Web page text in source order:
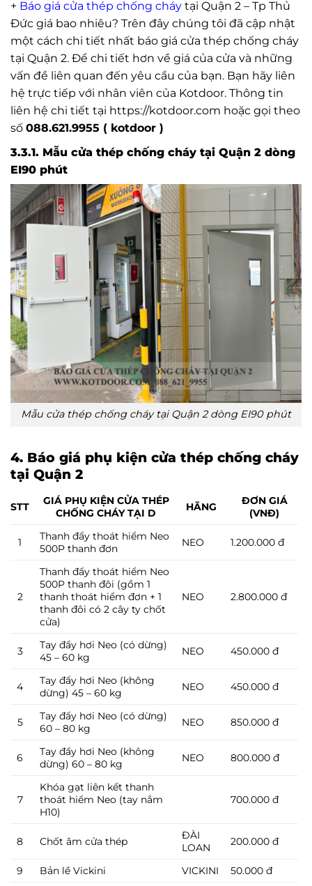
+ Báo giá cửa thép chống cháy tại Quận 2 – Tp Thủ
Đức giá bao nhiêu? Trên đây chúng tôi đã cập nhật
một cách chi tiết nhất báo giá cửa thép chống cháy
tại Quận 2. Để chi tiết hơn về giá của cửa và những
vấn đề liên quan đến yêu cầu của bạn. Bạn hãy liên
hệ trực tiếp với nhân viên của Kotdoor. Thông tin
liên hệ chi tiết tại https://kotdoor.com hoặc gọi theo
số 088.621.9955 ( kotdoor )
3.3.1. Mẫu cửa thép chống cháy tại Quận 2 dòng
EI90 phút
Mẫu cửa thép chống cháy tại Quận 2 dòng EI90 phút
4. Báo giá phụ kiện cửa thép chống cháy
tại Quận 2
STT
GIÁ PHỤ KIỆN CỬA THÉP
CHỐNG CHÁY TẠI D
HÃNG
ĐƠN GIÁ
(VNĐ)
1
Thanh đẩy thoát hiểm Neo
500P thanh đơn
NEO 1.200.000 đ
2
Thanh đẩy thoát hiểm Neo
500P thanh đôi (gồm 1
thanh thoát hiểm đơn + 1
thanh đôi có 2 cây ty chốt
cửa)
NEO 2.800.000 đ
3
Tay đẩy hơi Neo (có dừng)
45 – 60 kg
NEO 450.000 đ
4
Tay đẩy hơi Neo (không
dừng) 45 – 60 kg
NEO 450.000 đ
5
Tay đẩy hơi Neo (có dừng)
60 – 80 kg
NEO 850.000 đ
6
Tay đẩy hơi Neo (không
dừng) 60 – 80 kg
NEO 800.000 đ
7
Khóa gạt liên kết thanh
thoát hiểm Neo (tay nắm
H10)
700.000 đ
8 Chốt âm cửa thép
ĐÀI
LOAN
200.000 đ
9 Bản lề Vickini VICKINI
50.000 đ